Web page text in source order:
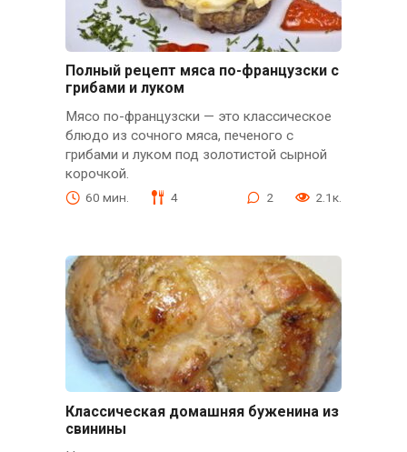
Полный рецепт мяса по-французски с
грибами и луком
Мясо по-французски — это классическое
блюдо из сочного мяса, печеного с
грибами и луком под золотистой сырной
корочкой.
60 мин. 4 2 2.1к.
Классическая домашняя буженина из
свинины